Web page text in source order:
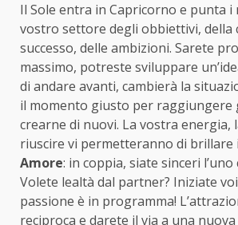
Il Sole entra in Capricorno e punta
vostro settore degli obbiettivi, della
successo, delle ambizioni. Sarete
massimo, potreste sviluppare
di andare avanti, cambierà la
il momento giusto per raggiungere
crearne di nuovi. La vostra energia,
riuscire vi permetteranno di brillare
Amore: in coppia, siate sinceri l’uno
Volete lealtà dal partner? Iniziate
passione è in programma!
reciproca e darete il via a una nuova